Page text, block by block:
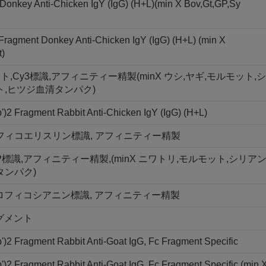
Anti-Chicken IgY (IgG) (H+L)(min X Bov,Gt,GP,Sy
Donkey Anti-Chicken IgY (IgG) (H+L) (min X
,Cy3標識,アフィニティー精製(minX ウシ,ヤギ,モルモット,シ
,ヒツジ血清タンパク)
Fragment Rabbit Anti-Chicken IgY (IgG) (H+L)
コエリスリン標識, アフィニティー精製
識,アフィニティー精製,(minX ニワトリ,モルモット,シリアン
ンパク)
ィコシアニン標識, アフィニティー精製
メント
Fragment Rabbit Anti-Goat IgG, Fc Fragment Specific